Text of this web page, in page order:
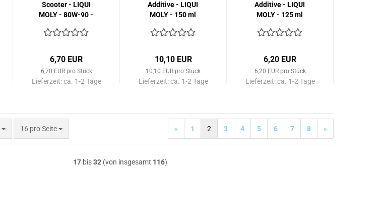
Scooter - LIQUI
MOLY - 80W-90 -
6,70 EUR
6,70 EUR pro Stück
Lieferzeit:ca. 1-2 Tage
Additive - LIQUI
MOLY - 150 ml
10,10 EUR
10,10 EUR pro Stück
Lieferzeit:ca. 1-2 Tage
Additive - LIQUI
MOLY - 125 ml
6,20 EUR
6,20 EUR pro Stück
Lieferzeit:ca. 1-2 Tage
16 pro Seite
pro Seite « 1 2 3 4 5 6 7 8 »
17bis32(von insgesamt 116)